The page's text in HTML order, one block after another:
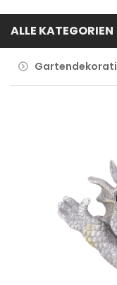
ALLE KATEGORIEN